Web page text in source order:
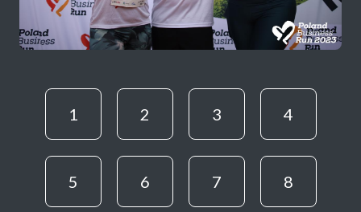
1 2 3 4
5 6 7 8